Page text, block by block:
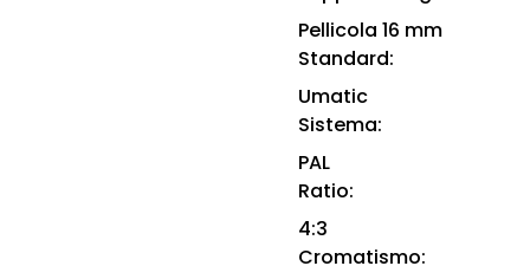
Pellicola 16 mm
Standard:
Umatic
Sistema:
PAL
Ratio:
4:3
Cromatismo: